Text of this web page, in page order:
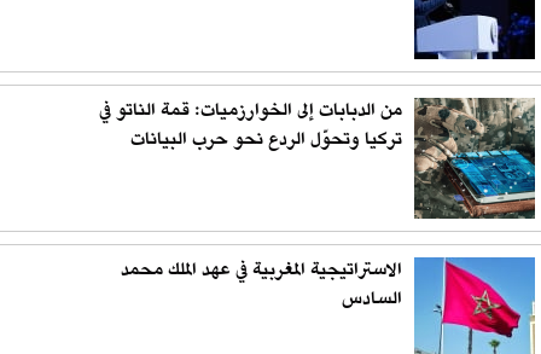
من الدبابات إلى الخوارزميات: قمة الناتو في
تركيا وتحوّل الردع نحو حرب البيانات
الاستراتيجية المغربية في عهد الملك محمد
السادس